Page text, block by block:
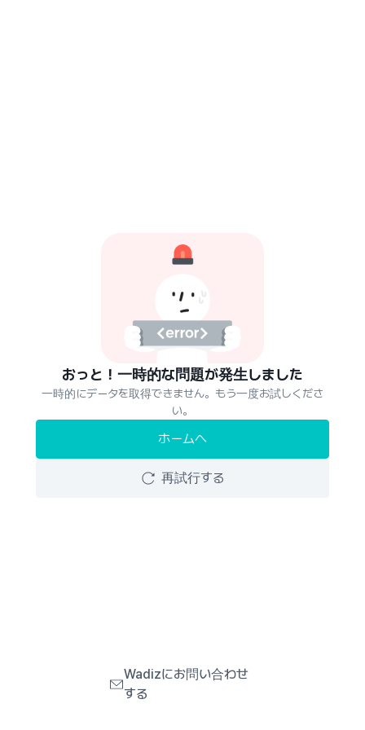
おっと！一時的な問題が発生しました
一時的にデータを取得できません。もう一度お試しくださ
い。
ホームへ
再試行する
Wadizにお問い合わせ
する